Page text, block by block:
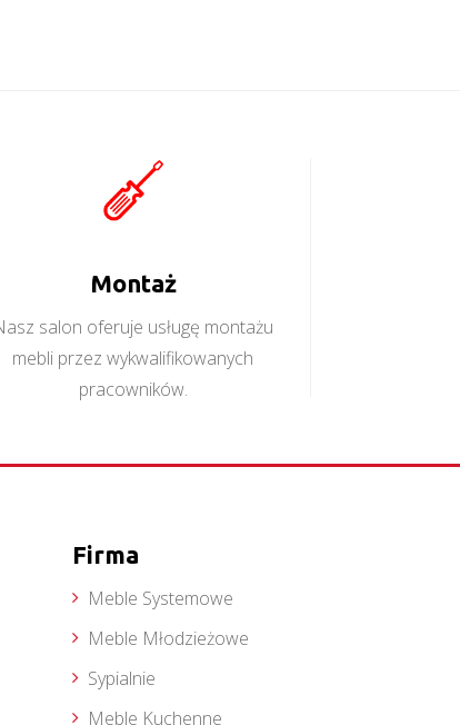
Montaż
salon oferuje usługę montażu
mebli przez wykwalifikowanych
pracowników.
Firma
Meble Systemowe
Meble Młodzieżowe
Sypialnie
Meble Kuchenne